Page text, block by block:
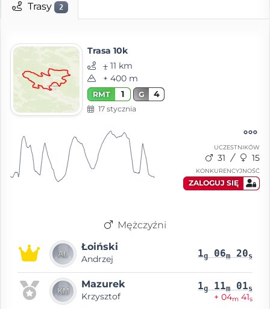
Trasy 2
Trasa 10k
⨦ 11 km
+ 400 m
RMT 1 G 4
17 stycznia
UCZESTNIKÓW
31 15
KONKURENCYJNOŚĆ
ZALOGUJ SIĘ
Mężczyźni
Łoiński
Andrzej 1g 06m 20s
Mazurek
Krzysztof
1g 11m 01s
+ 04m 41s